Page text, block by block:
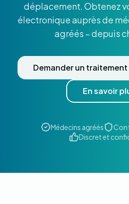
déplacement. Obtenez
électronique auprès de
agréés – depuis
Demander un
En savoir
Médecins agréés
Discret et